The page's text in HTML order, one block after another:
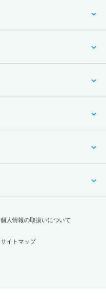
個人情報の取扱いについて
サイトマップ